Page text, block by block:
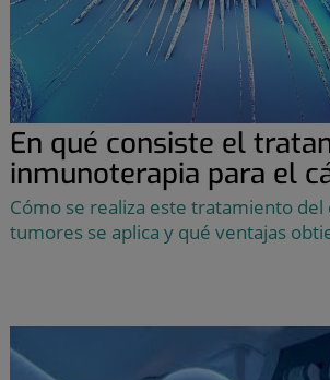
En qué consiste el
inmunoterapia para el
Cómo se realiza este tratamiento del
tumores se aplica y qué ventajas